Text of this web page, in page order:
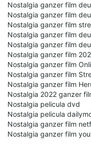
Nostalgia ganzer film
Nostalgia ganzer film
Nostalgia ganzer film
Nostalgia ganzer film
Nostalgia ganzer film
Nostalgia ganzer film
Nostalgia ganzer film
Nostalgia ganzer film
Nostalgia ganzer film
Nostalgia 2022 ganzer
Nostalgia pelicula dvd
Nostalgia pelicula
Nostalgia ganzer film
Nostalgia ganzer film